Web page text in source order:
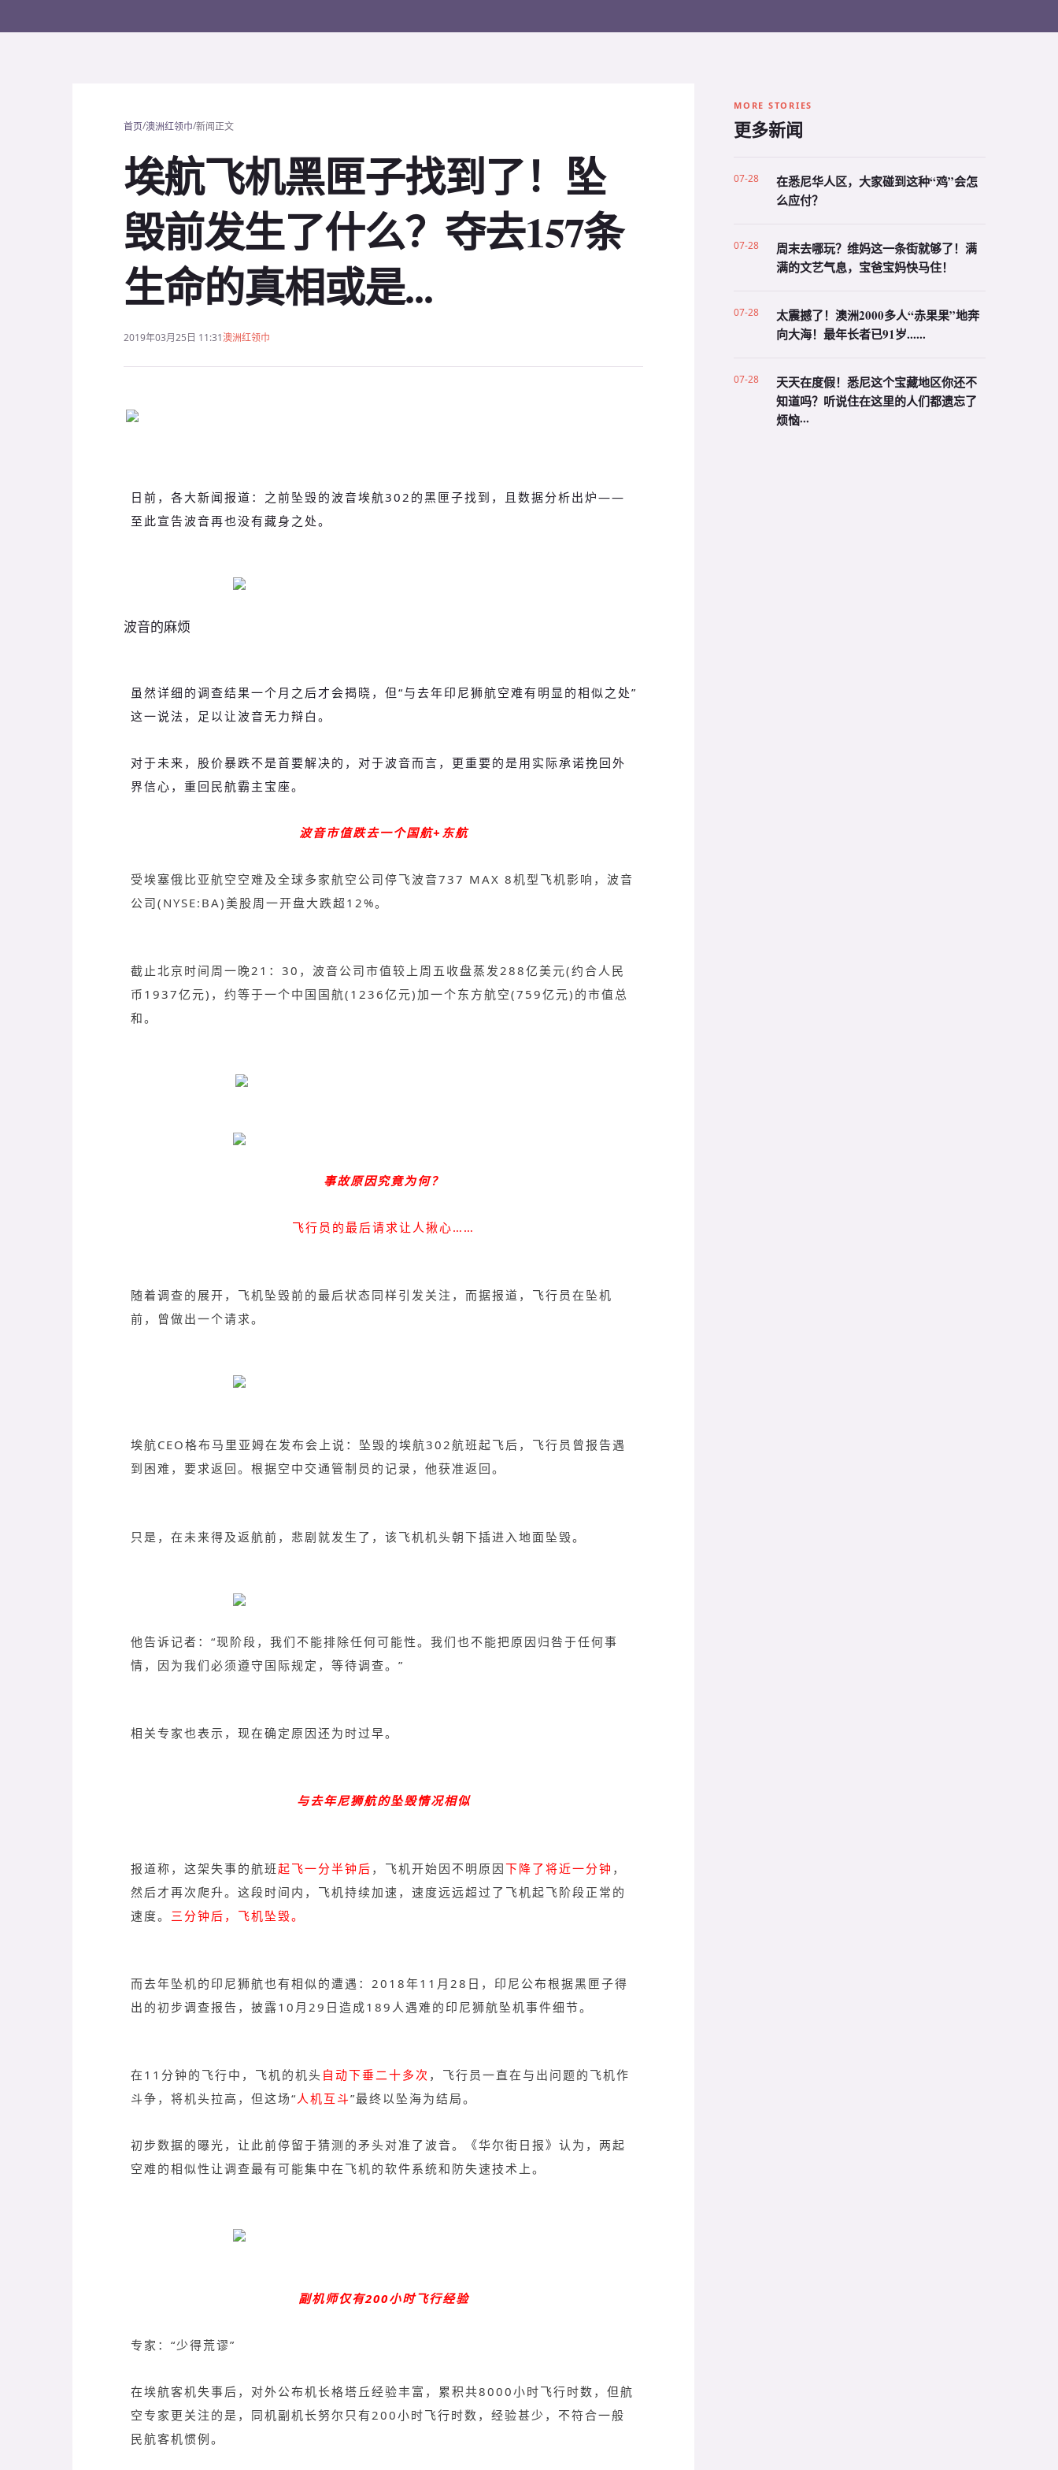
首页/澳洲红领巾/新闻正文
埃航飞机黑匣子找到了！坠
毁前发生了什么？夺去157条
生命的真相或是...
2019年03月25日 11:31澳洲红领巾
日前，各大新闻报道：之前坠毁的波音埃航302的黑匣子找到，且数据分析出炉——
至此宣告波音再也没有藏身之处。
波音的麻烦
虽然详细的调查结果一个月之后才会揭晓，但“与去年印尼狮航空难有明显的相似之处”
这一说法，足以让波音无力辩白。
对于未来，股价暴跌不是首要解决的，对于波音而言，更重要的是用实际承诺挽回外
界信心，重回民航霸主宝座。
波音市值跌去一个国航+东航
受埃塞俄比亚航空空难及全球多家航空公司停飞波音737 MAX 8机型飞机影响，波音
公司(NYSE:BA)美股周一开盘大跌超12%。
截止北京时间周一晚21：30，波音公司市值较上周五收盘蒸发288亿美元(约合人民
币1937亿元)，约等于一个中国国航(1236亿元)加一个东方航空(759亿元)的市值总
和。
事故原因究竟为何？
飞行员的最后请求让人揪心……
随着调查的展开，飞机坠毁前的最后状态同样引发关注，而据报道，飞行员在坠机
前，曾做出一个请求。
埃航CEO格布马里亚姆在发布会上说：坠毁的埃航302航班起飞后，飞行员曾报告遇
到困难，要求返回。根据空中交通管制员的记录，他获准返回。
只是，在未来得及返航前，悲剧就发生了，该飞机机头朝下插进入地面坠毁。
他告诉记者：“现阶段，我们不能排除任何可能性。我们也不能把原因归咎于任何事
情，因为我们必须遵守国际规定，等待调查。”
相关专家也表示，现在确定原因还为时过早。
与去年尼狮航的坠毁情况相似
报道称，这架失事的航班起飞一分半钟后 ，飞机开始因不明原因下降了将近一分钟 ，
然后才再次爬升。这段时间内，飞机持续加速，速度远远超过了飞机起飞阶段正常的
速度。 三分钟后，飞机坠毁。
而去年坠机的印尼狮航也有相似的遭遇： 2018年11月28日，印尼公布根据黑匣子得
出的初步调查报告，披露10月29日造成189人遇难的印尼狮航坠机事件细节。
在11分钟的飞行中，飞机的机头 自动下垂二十多次 ，飞行员一直在与出问题的飞机作
斗争，将机头拉高，但这场“人机互斗”最终以坠海为结局。
初步数据的曝光，让此前停留于猜测的矛头对准了波音。《华尔街日报》认为，两起
空难的相似性让调查最有可能集中在飞机的软件系统和防失速技术上。
副机师仅有200小时飞行经验
专家：“少得荒谬”
在埃航客机失事后，对外公布机长格塔丘经验丰富，累积共8000小时飞行时数，但航
空专家更关注的是，同机副机长努尔只有200小时飞行时数，经验甚少，不符合一般
民航客机惯例。
MORE STORIES
更多新闻
07-28
在悉尼华人区，大家碰到这种“鸡”会怎
么应付？
07-28
周末去哪玩？维妈这一条街就够了！满
满的文艺气息，宝爸宝妈快马住！
07-28
太震撼了！澳洲2000多人“赤果果”地奔
向大海！最年长者已91岁......
07-28
天天在度假！悉尼这个宝藏地区你还不
知道吗？听说住在这里的人们都遗忘了
烦恼···